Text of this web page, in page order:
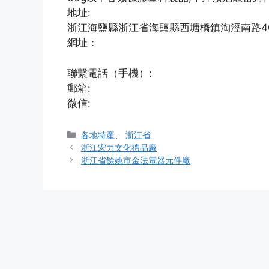
地址:
浙江海鹽縣浙江省海鹽縣西塘橋鎮淘涇南路
網址：
聯繫電話（手機）:
郵箱:
微信:
分
類
各地特產 、浙江省
浙江宏力文化禮品廠
浙江省餘姚市金法電器元件廠